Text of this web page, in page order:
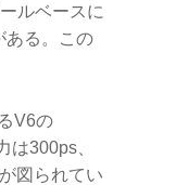
ルベースに
ある。この
V6の
300ps、
図られてい